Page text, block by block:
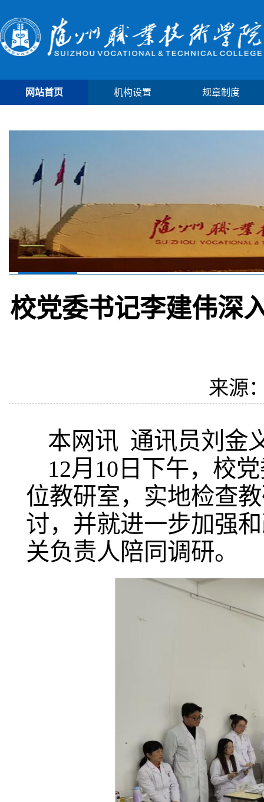
网站首页 机构设置 规章制度
校党委书记李建伟深
来源
本网讯 通讯员刘金
12月10日下午，校
位教研室，实地检查
讨，并就进一步加强
关负责人陪同调研。